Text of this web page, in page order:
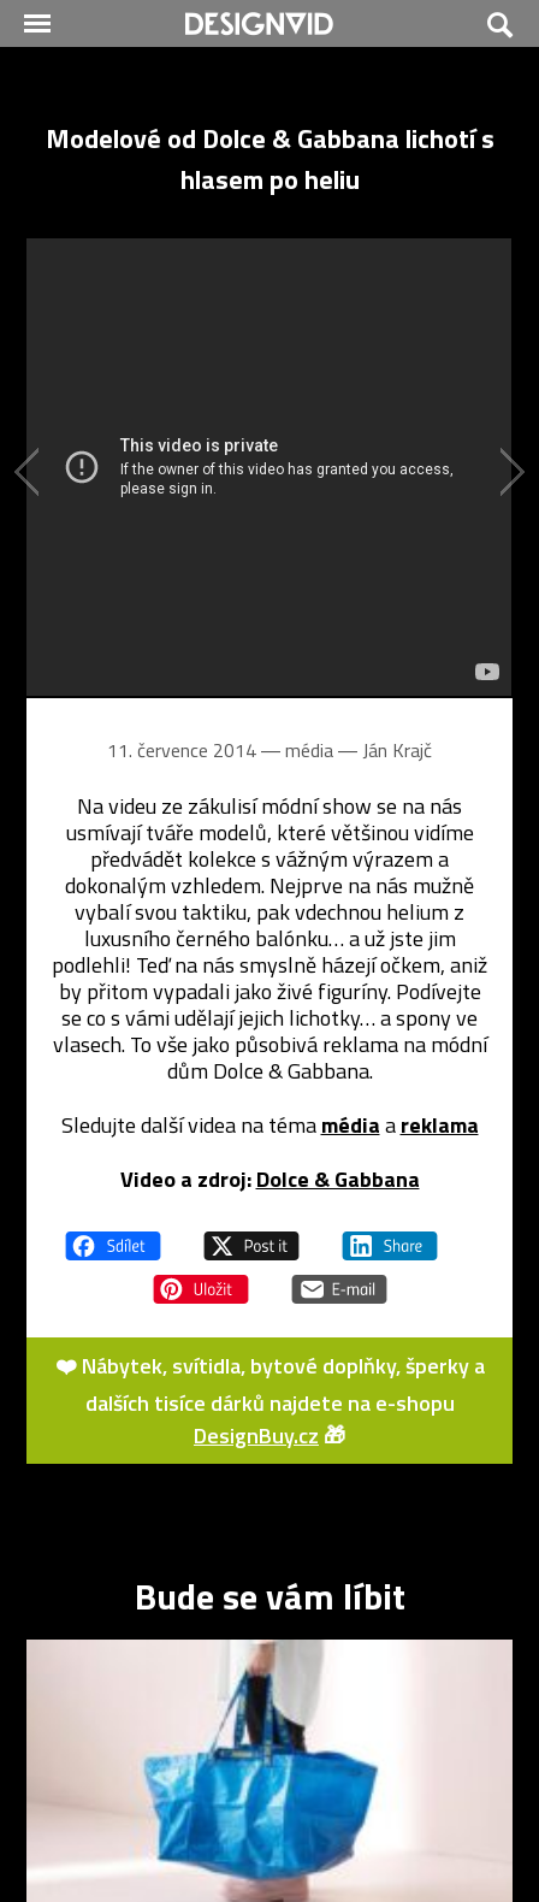
Modelové od Dolce & Gabbana lichotí s
hlasem po heliu
11. července 2014 ― média ―Ján Krajč
Na videu ze zákulisí módní show se na nás
usmívají tváře modelů, které většinou vidíme
předvádět kolekce s vážným výrazem a
dokonalým vzhledem. Nejprve na nás mužně
vybalí svou taktiku, pak vdechnou helium z
luxusního černého balónku… a už jste jim
podlehli! Teď na nás smyslně házejí očkem, aniž
by přitom vypadali jako živé figuríny. Podívejte
se co s vámi udělají jejich lichotky… a spony ve
vlasech. To vše jako působivá reklama na módní
dům Dolce & Gabbana.
Sledujte další videa na témamédiaareklama
Video a zdroj: Dolce & Gabbana
❤️ Nábytek, svítidla, bytové doplňky, šperky a
dalších tisíce dárků najdete na e-shopu
DesignBuy.cz 🎁
Bude se vám líbit